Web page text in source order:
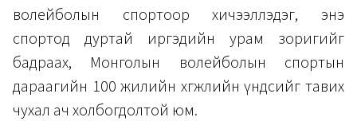
волейболын спортоор хичээллэдэг, энэ
спортод дуртай иргэдийн урам зоригийг
бадраах, Монголын волейболын спортын
дараагийн 100 жилийн хөгжлийн үндсийг тавих
чухал ач холбогдолтой юм.